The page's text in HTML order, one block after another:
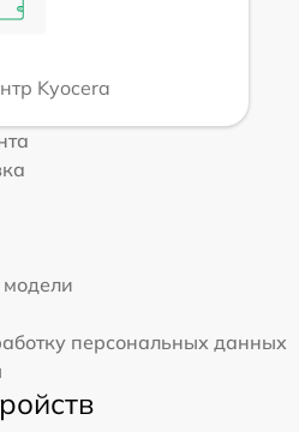
Kyocera
персональных данных